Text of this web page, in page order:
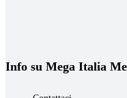
Info su Mega Italia